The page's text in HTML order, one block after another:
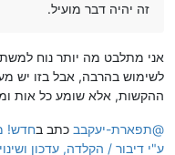
זה יהיה דבר מועיל.
אני מתלבט מה יותר נוח
לשימוש בהרבה, אבל בזו
ההקשות, אלא שומע כל אות
@תפארת-יעקבב כתב בחדש!
ע"י דיבור / הקלדה, עדכון